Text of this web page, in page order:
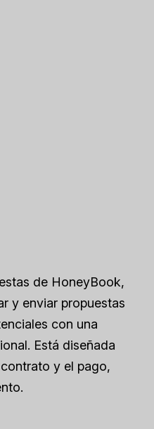
de HoneyBook,
y enviar propuestas
con una
Está diseñada
y el pago,